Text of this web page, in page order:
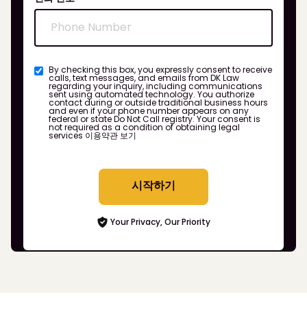
By checking this box, you expressly consent to receive
calls, text messages, and emails from DK Law
regarding your inquiry, including communications
sent using automated technology. You authorize
contact during or outside traditional business hours
and even if your phone number appears on any
federal or state Do Not Call registry. Your consent is
not required as a condition of obtaining legal
services 이용약관 보기
시작하기
Your Privacy, Our Priority